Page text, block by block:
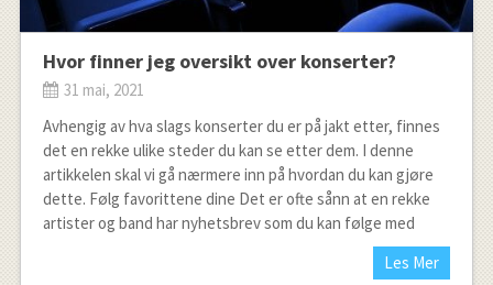
Hvor finner jeg oversikt over konserter?
31 mai, 2021
Avhengig av hva slags konserter du er på jakt etter, finnes
det en rekke ulike steder du kan se etter dem. I denne
artikkelen skal vi gå nærmere inn på hvordan du kan gjøre
dette. Følg favorittene dine Det er ofte sånn at en rekke
artister og band har nyhetsbrev som du kan følge med
Les Mer